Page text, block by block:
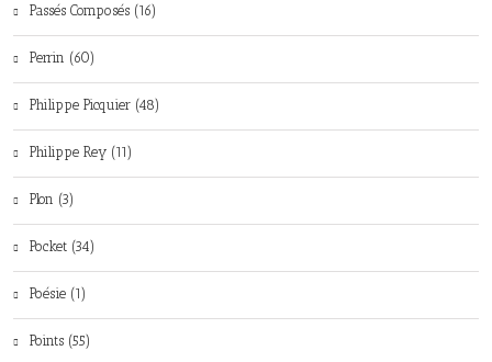
Passés Composés (16)
Perrin (60)
Philippe Picquier (48)
Philippe Rey (11)
Plon (3)
Pocket (34)
Poésie (1)
Points (55)